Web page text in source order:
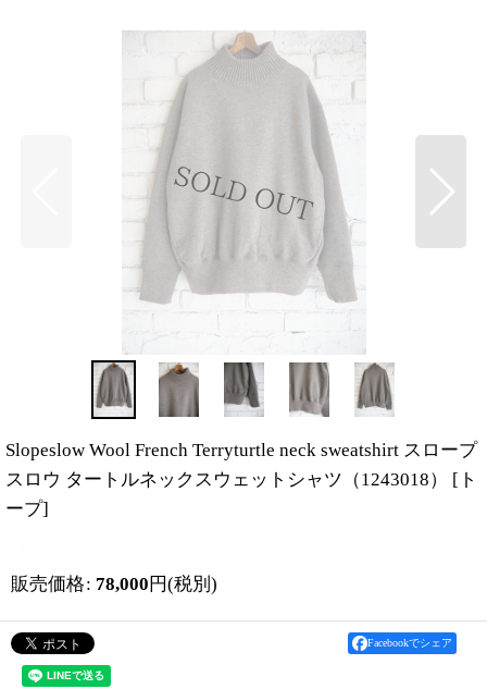
Slopeslow Wool French Terryturtle neck sweatshirt スロープ
スロウ タートルネックスウェットシャツ（1243018）
[ ト
ープ]
販売価格: 78,000 円(税別)
Facebookでシェア